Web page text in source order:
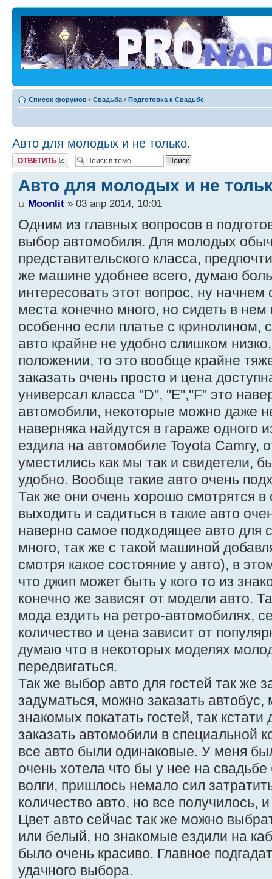
Список форумов ‹ Свадьба ‹ Подготовка к Свадьбе
Авто для молодых и не только.
Ответить
Авто для молодых и не
Moonlit » 03 апр 2014, 10:01
Одним из главных вопросов в
выбор автомобиля. Для молодых
представительского класса,
же машине удобнее всего, думаю
интересовать этот вопрос, ну
места конечно много, но сидеть в нем
особенно если платье с кринолином,
авто крайне не удобно слишком
положении, то это вообще крайне
заказать очень просто и цена
универсал класса "D", "Е","F" это
автомобили, некоторые можно даже
наверняка найдутся в гараже одного
ездила на автомобиле Toyota Camry,
уместились как мы так и свидетели,
удобно. Вообще такие авто очень
Так же они очень хорошо смотрятся
выходить и садиться в такие авто
наверно самое подходящее авто для
много, так же с такой машиной
смотря какое состояние у авто), в
что джип может быть у кого то из
конечно же зависят от модели авто.
мода ездить на ретро-автомобилях,
количество и цена зависит от
думаю что в некоторых моделях
передвигаться.
Так же выбор авто для гостей так же
задуматься, можно заказать
знакомых покатать гостей, так
заказать автомобили в специальной
все авто были одинаковые. У меня
очень хотела что бы у нее на
волги, пришлось немало сил
количество авто, но все получилось,
Цвет авто сейчас так же можно
или белый, но знакомые ездили на
было очень красиво. Главное
удачного выбора.